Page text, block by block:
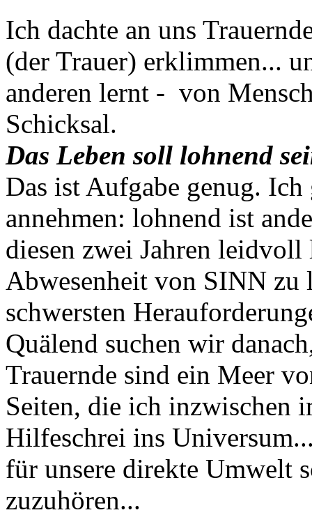
Ich dachte an uns
(der Trauer) erklimmen...
anderen lernt - von
Schicksal.
Das Leben soll lohnend
Das ist Aufgabe genug.
annehmen: lohnend ist
diesen zwei Jahren leidvoll
Abwesenheit von SINN zu
schwersten
Quälend suchen wir
Trauernde sind ein Meer
Seiten, die ich inzwischen
Hilfeschrei ins
für unsere direkte Umwelt
zuzuhören...